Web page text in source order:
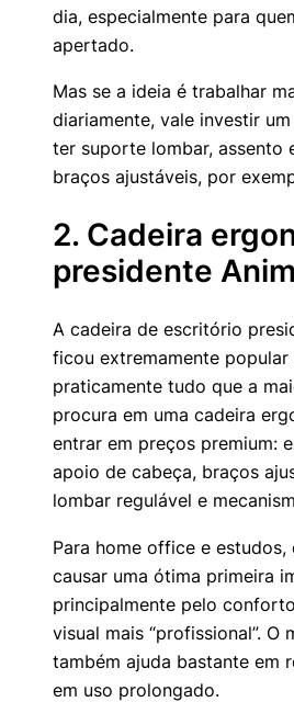
dia, especialmente para
apertado.
Mas se a ideia é trabalhar
diariamente, vale investir
ter suporte lombar, assento
braços ajustáveis, por
2. Cadeira
presidente
A cadeira de escritório
ficou extremamente
praticamente tudo que a
procura em uma cadeira
entrar em preços premium:
apoio de cabeça, braços
lombar regulável e
Para home office e estudos,
causar uma ótima primeira
principalmente pelo
visual mais “profissional”. O
também ajuda bastante em
em uso prolongado.